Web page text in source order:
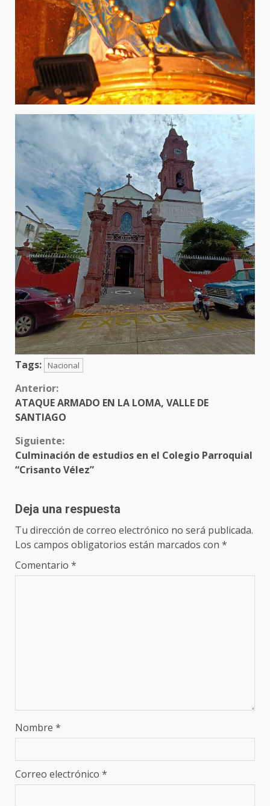
Tags: Nacional
Sigue
leyendo
Anterior:
ATAQUE ARMADO EN LA LOMA, VALLE DE
SANTIAGO
Siguiente:
Culminación de estudios en el Colegio Parroquial
“Crisanto Vélez”
Deja una respuesta
Tu dirección de correo electrónico no será publicada.
Los campos obligatorios están marcados con *
Comentario *
Nombre *
Correo electrónico *